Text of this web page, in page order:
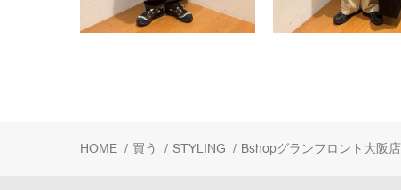
HOME / 買う / STYLING / Bshopグランフロント大阪店